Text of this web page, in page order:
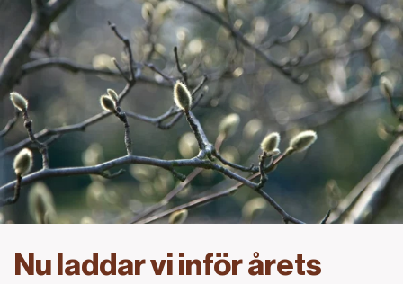
Nu laddar vi inför årets